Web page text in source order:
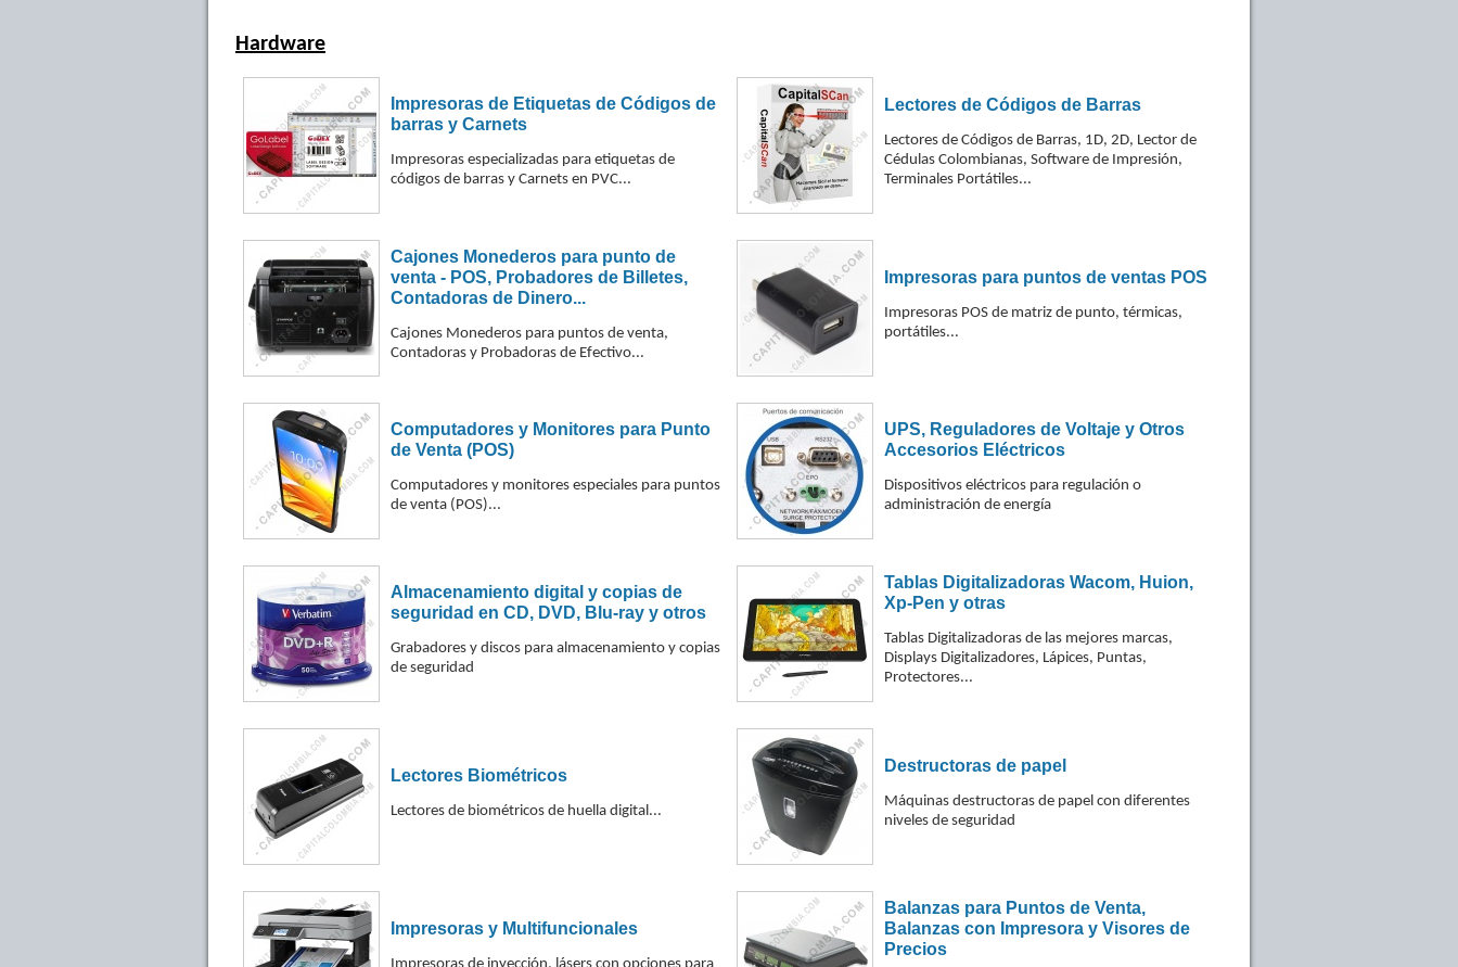
Hardware
Impresoras de Etiquetas de Códigos de
barras y Carnets
Impresoras especializadas para etiquetas de
códigos de barras y Carnets en PVC...
Lectores de Códigos de Barras
Lectores de Códigos de Barras, 1D, 2D, Lector de
Cédulas Colombianas, Software de Impresión,
Terminales Portátiles...
Cajones Monederos para punto de
venta - POS, Probadores de Billetes,
Contadoras de Dinero...
Cajones Monederos para puntos de venta,
Contadoras y Probadoras de Efectivo...
Impresoras para puntos de ventas POS
Impresoras POS de matriz de punto, térmicas,
portátiles...
Computadores y Monitores para Punto
de Venta (POS)
Computadores y monitores especiales para puntos
de venta (POS)...
UPS, Reguladores de Voltaje y Otros
Accesorios Eléctricos
Dispositivos eléctricos para regulación o
administración de energía
Almacenamiento digital y copias de
seguridad en CD, DVD, Blu-ray y otros
Grabadores y discos para almacenamiento y copias
de seguridad
Tablas Digitalizadoras Wacom, Huion,
Xp-Pen y otras
Tablas Digitalizadoras de las mejores marcas,
Displays Digitalizadores, Lápices, Puntas,
Protectores...
Lectores Biométricos
Lectores de biométricos de huella digital...
Destructoras de papel
Máquinas destructoras de papel con diferentes
niveles de seguridad
Impresoras y Multifuncionales
Balanzas para Puntos de Venta,
Balanzas con Impresora y Visores de
Precios